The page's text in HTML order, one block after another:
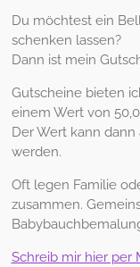
Du möchtest ein
schenken lassen?
Dann ist mein
Gutscheine bieten
einem Wert von
Der Wert kann
werden.
Oft legen Familie
zusammen.
Schreib mir hier per